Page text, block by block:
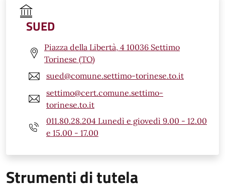
SUED
Piazza della Libertà, 4 10036 Settimo
Torinese (TO)
sued@comune.settimo-torinese.to.it
settimo@cert.comune.settimo-
torinese.to.it
011.80.28.204 Lunedì e giovedì 9.00 - 12.00
e 15.00 - 17.00
Strumenti di tutela